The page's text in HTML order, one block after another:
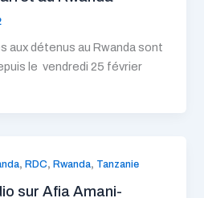
aux détenus au Rwanda sont
le vendredi 25 février
,RDC,Rwanda, Tanzanie
sur Afia Amani-